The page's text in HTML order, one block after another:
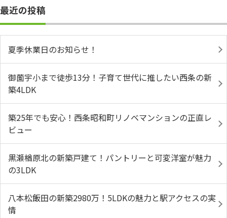
最近の投稿
夏季休業日のお知らせ！
御薗宇小まで徒歩13分！子育て世代に推したい西条の新
築4LDK
築25年でも安心！西条昭和町リノベマンションの正直レ
ビュー
黒瀬楢原北の新築戸建て！パントリーと可変洋室が魅力
の3LDK
八本松飯田の新築2980万！5LDKの魅力と駅アクセスの実
情